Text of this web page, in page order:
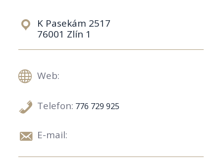
K Pasekám 2517
76001 Zlín 1
Web:
Telefon: 776 729 925
E-mail: